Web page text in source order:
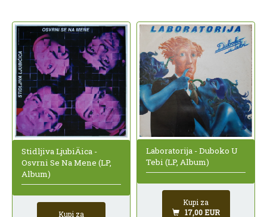
Stidljiva LjubiÄica -
Osvrni Se Na Mene (LP,
Album)
Kupi za
Laboratorija - Duboko U
Tebi (LP, Album)
Kupi za
17,00 EUR